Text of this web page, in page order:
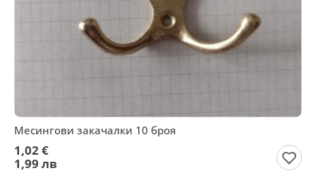
Месингови закачалки 10 броя
1,02 €
1,99 лв